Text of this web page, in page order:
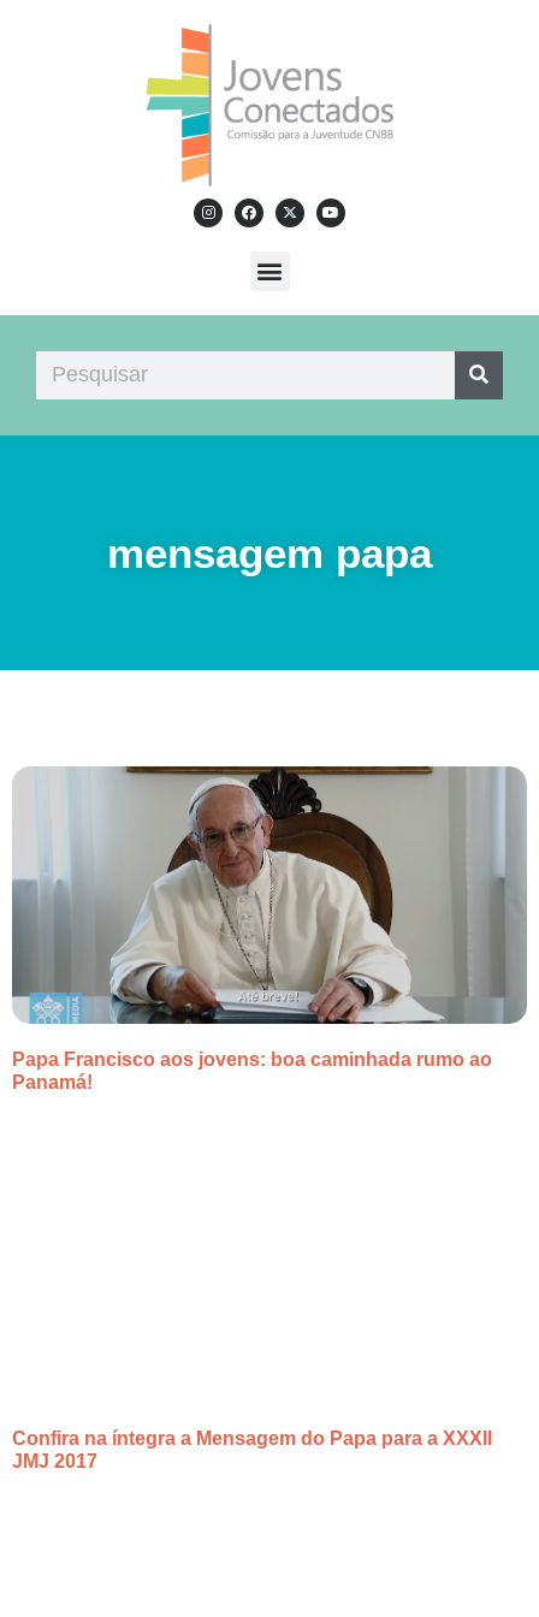
mensagem papa
Papa Francisco aos jovens: boa caminhada rumo ao
Panamá!
Confira na íntegra a Mensagem do Papa para a XXXII
JMJ 2017